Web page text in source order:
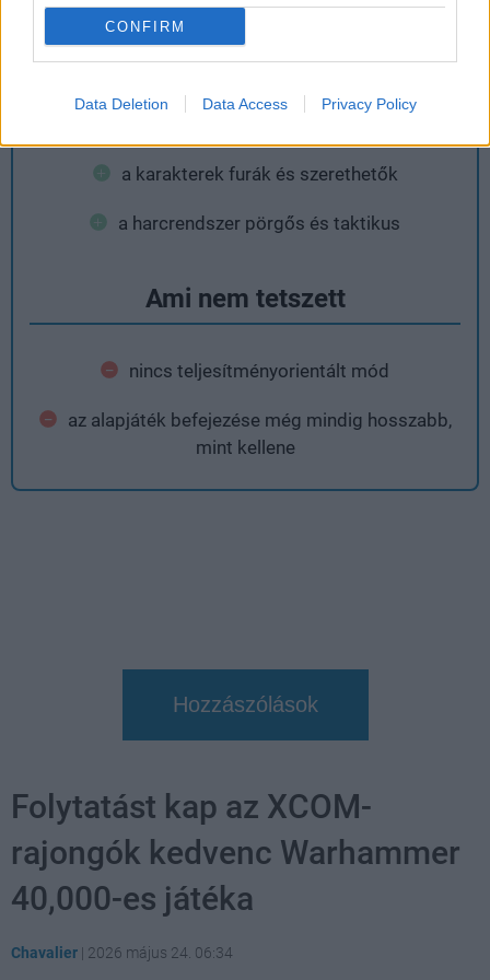
CONFIRM
Data Deletion Data Access Privacy Policy
Ami tetszett
a karakterek furák és szerethetők
a harcrendszer pörgős és taktikus
Ami nem tetszett
nincs teljesítményorientált mód
az alapjáték befejezése még mindig hosszabb,
mint kellene
Hozzászólások
Folytatást kap az XCOM-
rajongók kedvenc Warhammer
40,000-es játéka
Chavalier | 2026 május 24. 06:34